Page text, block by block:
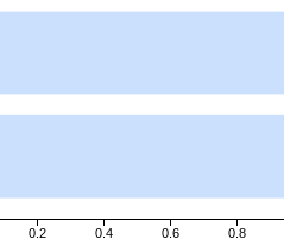
0.2 0.4 0.6 0.8